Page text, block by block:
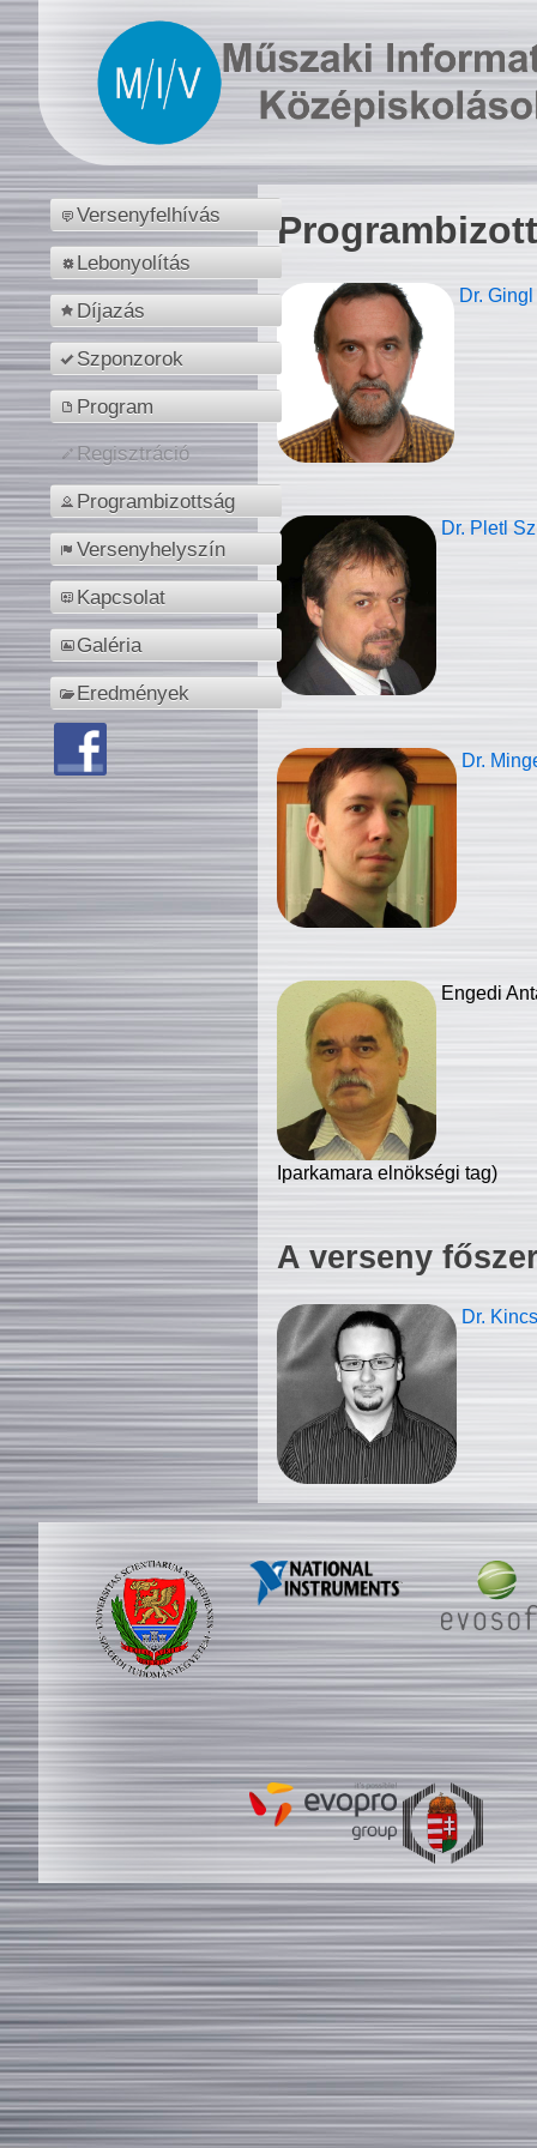
Versenyfelhívás
Lebonyolítás
Díjazás
Szponzorok
Program
Regisztráció
Programbizottság
Versenyhelyszín
Kapcsolat
Galéria
Eredmények
Dr.
Dr. Pletl
Dr.
Engedi
Iparkamara elnökségi tag)
A verseny
Dr.